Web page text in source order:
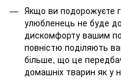
Якщо ви подорожуєте
улюбленець не буде
дискомфорту вашим
повністю поділяють
більше, що це
домашніх тварин як у